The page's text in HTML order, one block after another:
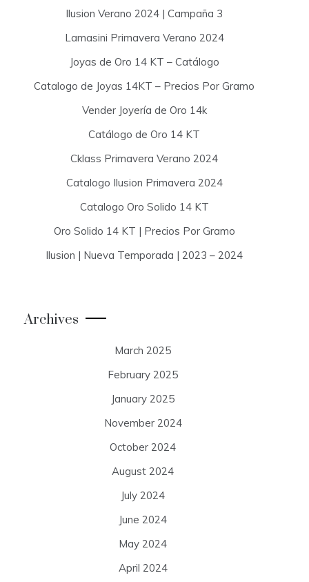
Ilusion Verano 2024 | Campaña 3
Lamasini Primavera Verano 2024
Joyas de Oro 14 KT – Catálogo
Catalogo de Joyas 14KT – Precios Por Gramo
Vender Joyería de Oro 14k
Catálogo de Oro 14 KT
Cklass Primavera Verano 2024
Catalogo Ilusion Primavera 2024
Catalogo Oro Solido 14 KT
Oro Solido 14 KT | Precios Por Gramo
Ilusion | Nueva Temporada | 2023 – 2024
Archives
March 2025
February 2025
January 2025
November 2024
October 2024
August 2024
July 2024
June 2024
May 2024
April 2024